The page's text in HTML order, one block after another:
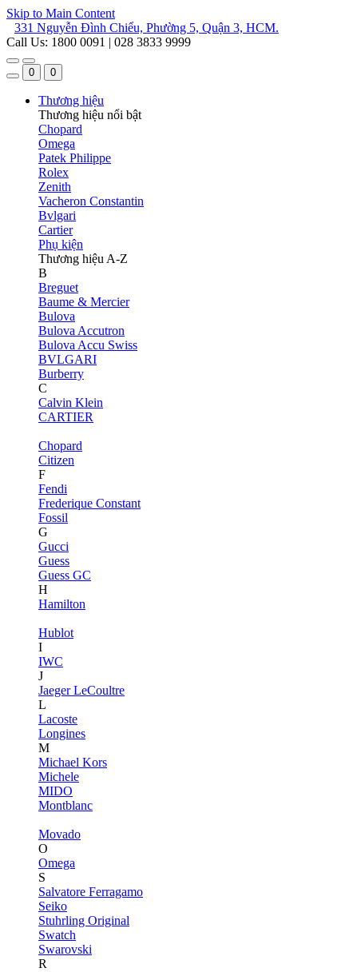
Skip to Main Content
331 Nguyễn Đình Chiểu, Phường 5, Quận 3, HCM.
Call Us: 1800 0091 | 028 3833 9999
0 0
Thương hiệu
Thương hiệu nổi bật
Chopard
Omega
Patek Philippe
Rolex
Zenith
Vacheron Constantin
Bvlgari
Cartier
Phụ kiện
Thương hiệu A-Z
B
Breguet
Baume & Mercier
Bulova
Bulova Accutron
Bulova Accu Swiss
BVLGARI
Burberry
C
Calvin Klein
CARTIER
Chopard
Citizen
F
Fendi
Frederique Constant
Fossil
G
Gucci
Guess
Guess GC
H
Hamilton
Hublot
I
IWC
J
Jaeger LeCoultre
L
Lacoste
Longines
M
Michael Kors
Michele
MIDO
Montblanc
Movado
O
Omega
S
Salvatore Ferragamo
Seiko
Stuhrling Original
Swatch
Swarovski
R